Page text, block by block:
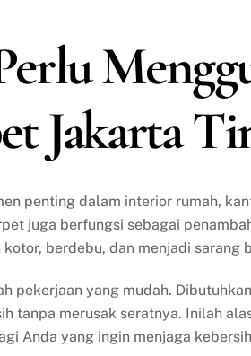
Jakarta
penting dalam interior rumah,
juga berfungsi sebagai
berdebu, dan menjadi sarang
pekerjaan yang mudah.
tanpa merusak seratnya. Inilah
Anda yang ingin menjaga